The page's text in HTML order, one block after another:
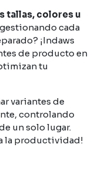
tallas, colores u
cada
¡Indaws
de producto en
tu
variantes de
controlando
un solo lugar.
la productividad!